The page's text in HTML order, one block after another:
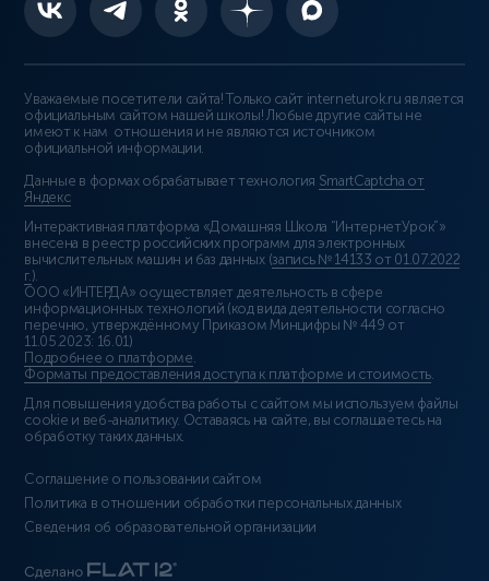
Уважаемые посетители сайта! Только сайт interneturok.ru является
официальным сайтом нашей школы! Любые другие сайты не
имеют к нам отношения и не являются источником
официальной информации.
Данные в формах обрабатывает технология SmartCaptcha от
Яндекс
Интерактивная платформа «Домашняя Школа “ИнтернетУрок”»
внесена в реестр российских программ для электронных
вычислительных машин и баз данных (запись № 14133 от 01.07.2022
г.).
ООО «ИНТЕРДА» осуществляет деятельность в сфере
информационных технологий (код вида деятельности согласно
перечню, утверждённому Приказом Минцифры № 449 от
11.05.2023: 16.01)
Подробнее о платформе.
Форматы предоставления доступа к платформе и стоимость.
Для повышения удобства работы с сайтом мы используем файлы
cookie и веб-аналитику. Оставаясь на сайте, вы соглашаетесь на
обработку таких данных.
Соглашение о пользовании сайтом
Политика в отношении обработки персональных данных
Сведения об образовательной организации